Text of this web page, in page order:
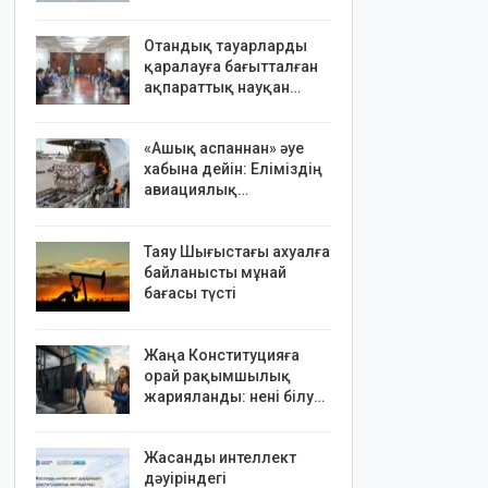
Отандық тауарларды
қаралауға бағытталған
ақпараттық науқан…
«Ашық аспаннан» әуе
хабына дейін: Еліміздің
авиациялық…
Таяу Шығыстағы ахуалға
байланысты мұнай
бағасы түсті
Жаңа Конституцияға
орай рақымшылық
жарияланды: нені білу…
Жасанды интеллект
дәуіріндегі